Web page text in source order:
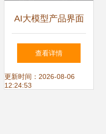
AI大模型产品界面
设计规范的形成与
应用
查看详情
更新时间：2026-08-06
12:24:53